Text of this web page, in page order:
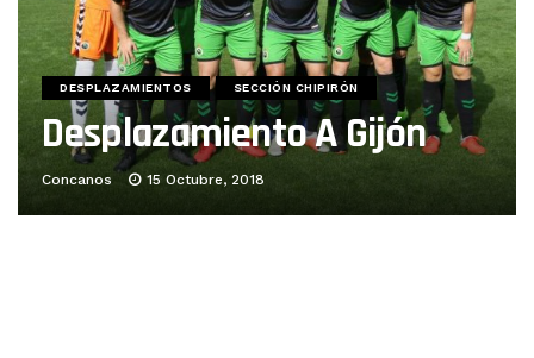
DESPLAZAMIENTOS SECCIÓN CHIPIRÓN
Desplazamiento A Gijón
Concanos 15 Octubre, 2018